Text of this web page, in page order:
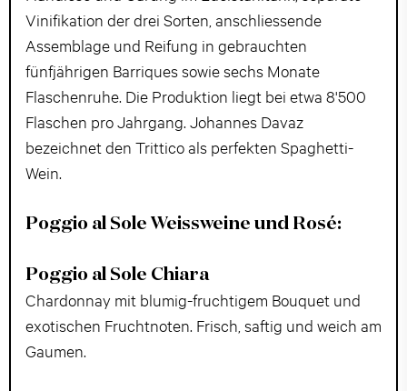
Vinifikation der drei Sorten, anschliessende
Assemblage und Reifung in gebrauchten
fünfjährigen Barriques sowie sechs Monate
Flaschenruhe. Die Produktion liegt bei etwa 8'500
Flaschen pro Jahrgang. Johannes Davaz
bezeichnet den Trittico als perfekten Spaghetti-
Wein.
Poggio al Sole Weissweine und Rosé:
Poggio al Sole Chiara
Chardonnay mit blumig-fruchtigem Bouquet und
exotischen Fruchtnoten. Frisch, saftig und weich am
Gaumen.